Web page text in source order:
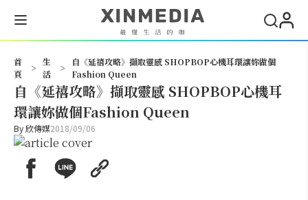
首
頁
>
生
活
>
自《延禧攻略》擷取靈感 SHOPBOP心機耳環讓妳做個
Fashion Queen
自《延禧攻略》擷取靈感 SHOPBOP心機耳
環讓妳做個Fashion Queen
By欣傳媒2018/09/06